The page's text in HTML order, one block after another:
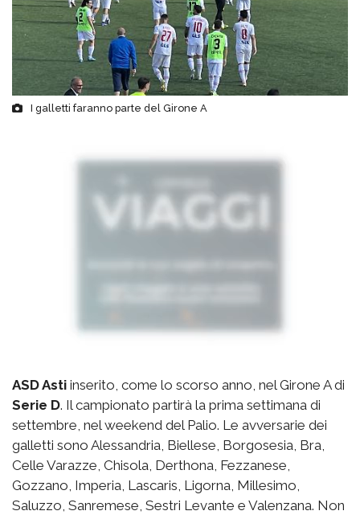
I galletti faranno parte del Girone A
ASD Asti inserito, come lo scorso anno, nel Girone A di
Serie D. Il campionato partirà la prima settimana di
settembre, nel weekend del Palio. Le avversarie dei
galletti sono Alessandria, Biellese, Borgosesia, Bra,
Celle Varazze, Chisola, Derthona, Fezzanese,
Gozzano, Imperia, Lascaris, Ligorna, Millesimo,
Saluzzo, Sanremese, Sestri Levante e Valenzana. Non